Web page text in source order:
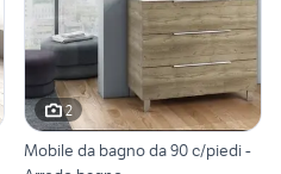
2
Mobile da bagno da 90 c/piedi -